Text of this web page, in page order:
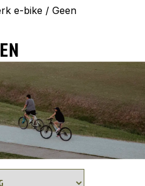
e-bike / Geen